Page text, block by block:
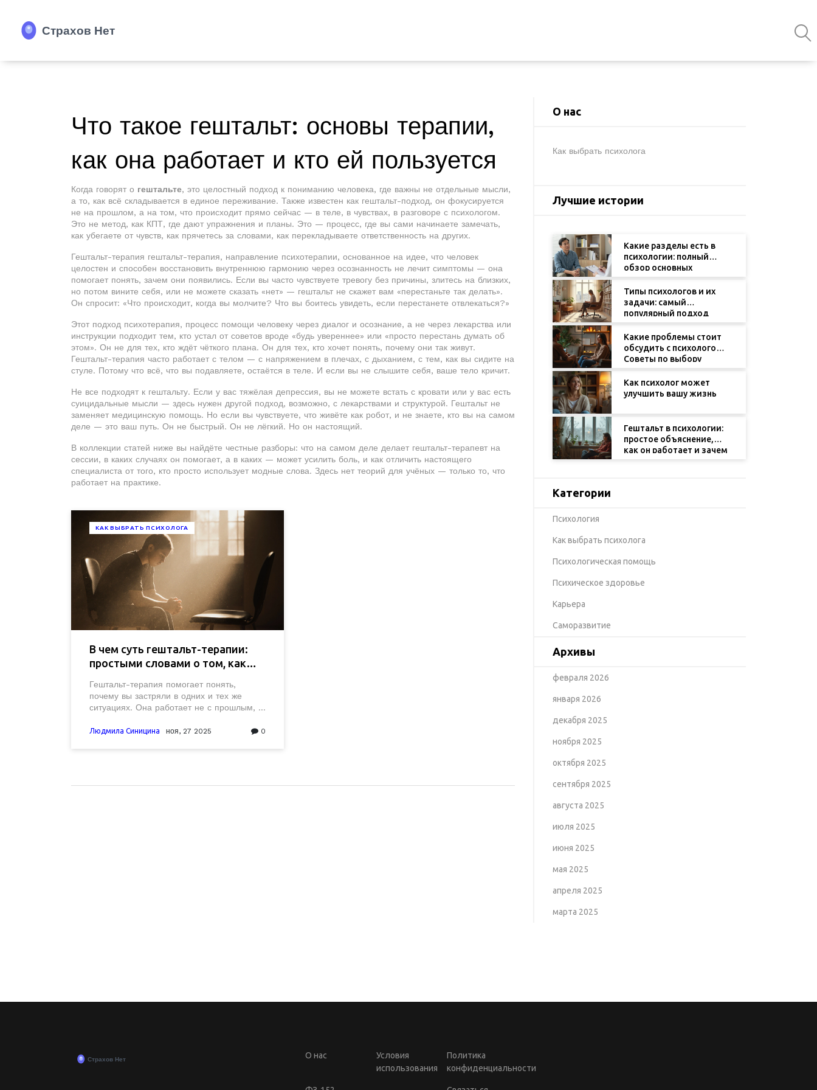
Что такое гештальт: основы терапии,
как она работает и кто ей пользуется
Когда говорят о гештальте, это целостный подход к пониманию человека, где важны не отдельные мысли,
а то, как всё складывается в единое переживание. Также известен как гештальт-подход, он фокусируется
не на прошлом, а на том, что происходит прямо сейчас — в теле, в чувствах, в разговоре с психологом.
Это не метод, как КПТ, где дают упражнения и планы. Это — процесс, где вы сами начинаете замечать,
как убегаете от чувств, как прячетесь за словами, как перекладываете ответственность на других.
Гештальт-терапия гештальт-терапия, направление психотерапии, основанное на идее, что человек
целостен и способен восстановить внутреннюю гармонию через осознанность не лечит симптомы — она
помогает понять, зачем они появились. Если вы часто чувствуете тревогу без причины, злитесь на близких,
но потом вините себя, или не можете сказать «нет» — гештальт не скажет вам «перестаньте так делать».
Он спросит: «Что происходит, когда вы молчите? Что вы боитесь увидеть, если перестанете отвлекаться?»
Этот подход психотерапия, процесс помощи человеку через диалог и осознание, а не через лекарства или
инструкции подходит тем, кто устал от советов вроде «будь увереннее» или «просто перестань думать об
этом». Он не для тех, кто ждёт чёткого плана. Он для тех, кто хочет понять, почему они так живут.
Гештальт-терапия часто работает с телом — с напряжением в плечах, с дыханием, с тем, как вы сидите на
стуле. Потому что всё, что вы подавляете, остаётся в теле. И если вы не слышите себя, ваше тело кричит.
Не все подходят к гештальту. Если у вас тяжёлая депрессия, вы не можете встать с кровати или у вас есть
суицидальные мысли — здесь нужен другой подход, возможно, с лекарствами и структурой. Гештальт не
заменяет медицинскую помощь. Но если вы чувствуете, что живёте как робот, и не знаете, кто вы на самом
деле — это ваш путь. Он не быстрый. Он не лёгкий. Но он настоящий.
В коллекции статей ниже вы найдёте честные разборы: что на самом деле делает гештальт-терапевт на
сессии, в каких случаях он помогает, а в каких — может усилить боль, и как отличить настоящего
специалиста от того, кто просто использует модные слова. Здесь нет теорий для учёных — только то, что
работает на практике.
КАК ВЫБРАТЬ ПСИХОЛОГА
В чем суть гештальт-терапии:
простыми словами о том, как
Гештальт-терапия помогает понять,
почему вы застряли в одних и тех же
ситуациях. Она работает не с прошлым, а
теле, в дыхании, в молчании. Это не про
Людмила Синицина ноя, 27 2025 0
О нас
Как выбрать психолога
Лучшие истории
Какие разделы есть в
психологии: полный
обзор основных
направлений
Типы психологов и их
задачи: самый
популярный подход
Какие проблемы стоит
обсудить с психологом:
Советы по выбору
психолога
Как психолог может
улучшить вашу жизнь
Гештальт в психологии:
простое объяснение,
как он работает и зачем
нужен
Категории
Психология
Как выбрать психолога
Психологическая помощь
Психическое здоровье
Карьера
Саморазвитие
Архивы
февраля 2026
января 2026
декабря 2025
ноября 2025
октября 2025
сентября 2025
августа 2025
июля 2025
июня 2025
мая 2025
апреля 2025
марта 2025
О нас
Условия
использования
Политика
конфиденциальности